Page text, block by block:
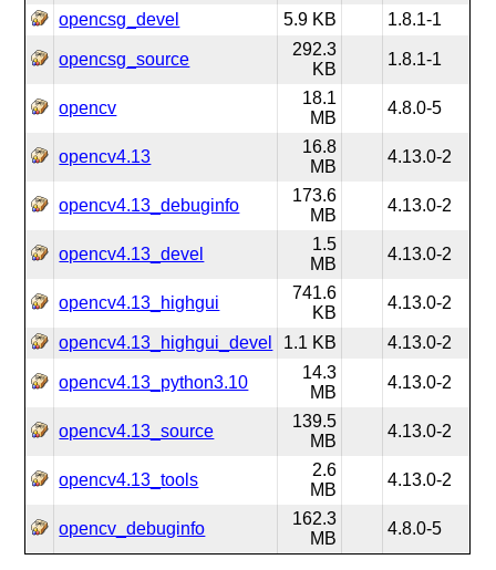
opencsg_devel 5.9 KB 1.8.1-1
opencsg_source
292.3
KB
1.8.1-1
opencv
18.1
MB
4.8.0-5
opencv4.13
16.8
MB
4.13.0-2
opencv4.13_debuginfo
173.6
MB
4.13.0-2
opencv4.13_devel
1.5
MB
4.13.0-2
opencv4.13_highgui
741.6
KB
4.13.0-2
opencv4.13_highgui_devel 1.1 KB 4.13.0-2
opencv4.13_python3.10
14.3
MB
4.13.0-2
opencv4.13_source
139.5
MB
4.13.0-2
opencv4.13_tools
2.6
MB
4.13.0-2
opencv_debuginfo
162.3
MB
4.8.0-5